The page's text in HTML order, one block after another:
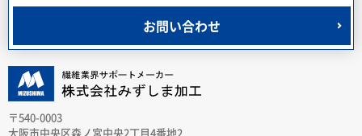
お問い合わせ
〒540-0003
大阪市中央区森ノ宮中央2丁目4番地2